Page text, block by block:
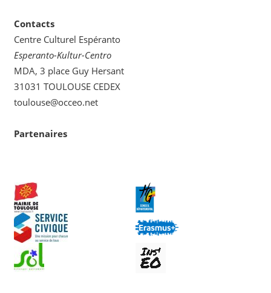
Contacts
Centre Culturel Espéranto
Esperanto-Kultur-Centro
MDA, 3 place Guy Hersant
31031 TOULOUSE CEDEX
toulouse@occeo.net
Partenaires